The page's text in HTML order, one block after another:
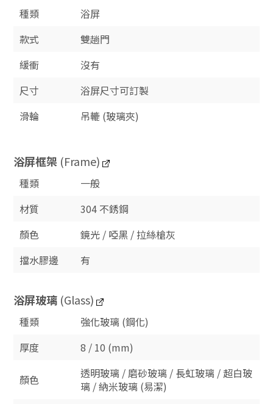
種類
浴屏
款式
雙趟門
緩衝
沒有
尺寸
浴屏尺寸可訂製
滑輪
吊轆 (玻璃夾)
浴屏框架 (Frame)
種類
一般
材質
304 不銹鋼
顏色
鏡光 / 啞黑 / 拉絲槍灰
擋水膠邊
有
浴屏玻璃 (Glass)
種類
強化玻璃 (鋼化)
厚度
8 / 10 (mm)
顏色
透明玻璃 / 磨砂玻璃 / 長虹玻璃 / 超白玻
璃 / 納米玻璃 (易潔)